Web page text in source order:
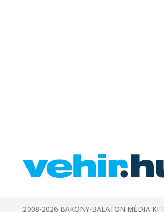
2008-2026 BAKONY-BALATON MÉDIA